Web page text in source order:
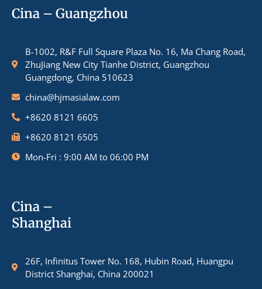
Cina – Guangzhou
B-1002, R&F Full Square Plaza No. 16, Ma Chang Road,
ZhuJiang New City Tianhe District, Guangzhou
Guangdong, China 510623
china@hjmasialaw.com
+8620 8121 6605
+8620 8121 6505
Mon-Fri : 9:00 AM to 06:00 PM
Cina –
Shanghai
26F, Infinitus Tower No. 168, Hubin Road, Huangpu
District Shanghai, China 200021